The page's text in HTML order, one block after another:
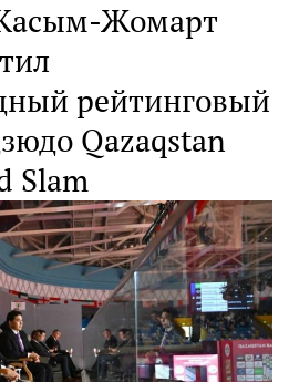
Жомарт
рейтинговый
Qazaqstan
Slam